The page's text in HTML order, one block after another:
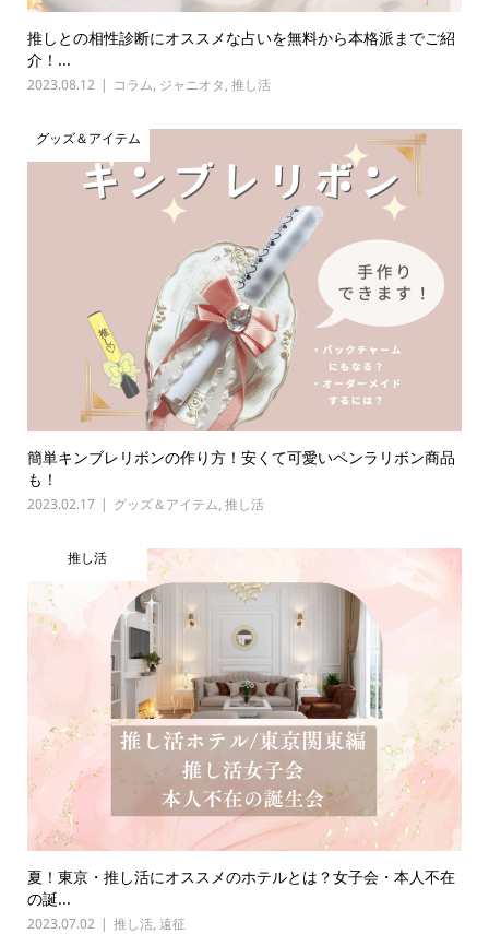
推しとの相性診断にオススメな占いを無料から本格派までご紹
介！...
2023.08.12 コラム, ジャニオタ, 推し活
グッズ＆アイテム
簡単キンブレリボンの作り方！安くて可愛いペンラリボン商品
も！
2023.02.17 グッズ＆アイテム, 推し活
推し活
夏！東京・推し活にオススメのホテルとは？女子会・本人不在
の誕...
2023.07.02 推し活, 遠征